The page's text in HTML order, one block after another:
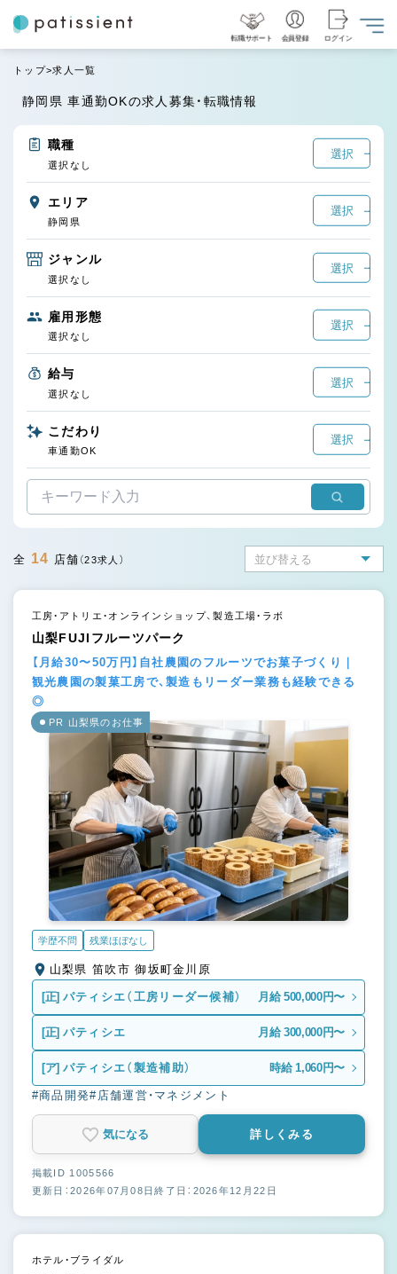
転職サポート 会員登録 ログイン
トップ 求人一覧
静岡県 車通勤OKの求人募集・転職情報
職種
選択
選択なし
エリア
選択
静岡県
ジャンル
選択
選択なし
雇用形態
選択
選択なし
給与
選択
選択なし
こだわり
選択
車通勤OK
全 14 店舗 （23求人）
工房・アトリエ・オンラインショップ、製造工場・ラボ
山梨FUJIフルーツパーク
【月給30〜50万円】自社農園のフルーツでお菓子づくり｜
観光農園の製菓工房で、製造もリーダー業務も経験できる
◎
PR 山梨県のお仕事
学歴不問 残業ほぼなし
山梨県 笛吹市 御坂町金川原
[正] パティシエ（工房リーダー候補） 月給 500,000円〜
[正] パティシエ 月給 300,000円〜
[ア] パティシエ（製造補助） 時給 1,060円〜
#商品開発#店舗運営・マネジメント
気になる 詳しくみる
掲載ID 1005566
更新日：2026年07月08日終了日：2026年12月22日
ホテル・ブライダル